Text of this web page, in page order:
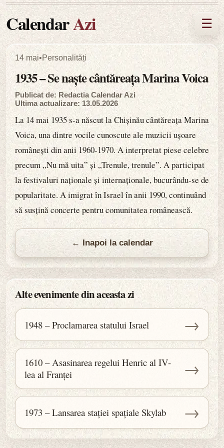
CalendarAzi ☰
14 mai•Personalități
1935 – Se naște cântăreața Marina Voica
Publicat de: Redactia Calendar Azi
Ultima actualizare: 13.05.2026
La 14 mai 1935 s-a născut la Chișinău cântăreața Marina
Voica, una dintre vocile cunoscute ale muzicii ușoare
românești din anii 1960-1970. A interpretat piese celebre
precum „Nu mă uita” și „Trenule, trenule”. A participat
la festivaluri naționale și internaționale, bucurându-se de
popularitate. A imigrat în Israel în anii 1990, continuând
să susțină concerte pentru comunitatea românească.
← Inapoi la calendar
Alte evenimente din aceasta zi
1948 – Proclamarea statului Israel →
1610 – Asasinarea regelui Henric al IV-
lea al Franței
→
1973 – Lansarea stației spațiale Skylab →